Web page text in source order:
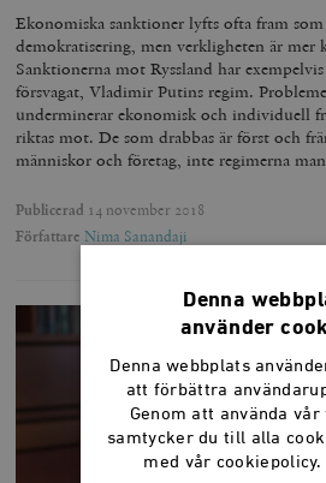
Ekonomiska sanktioner lyfts ofta fram
demokratisering, men verkligheten är mer
Sanktionerna mot Ryssland har
försvagat, Vladimir Putins regim.
underminerar ekonomisk och individuell
riktas mot. De som drabbas är först och
människor och företag, inte regimerna
Publicerad 14 november 2018
Författare Nima Sanandaji
Denna
använder
Denna webbplats
att förbättra
Genom att använda
samtycker du till alla
med vår cookiepolicy.